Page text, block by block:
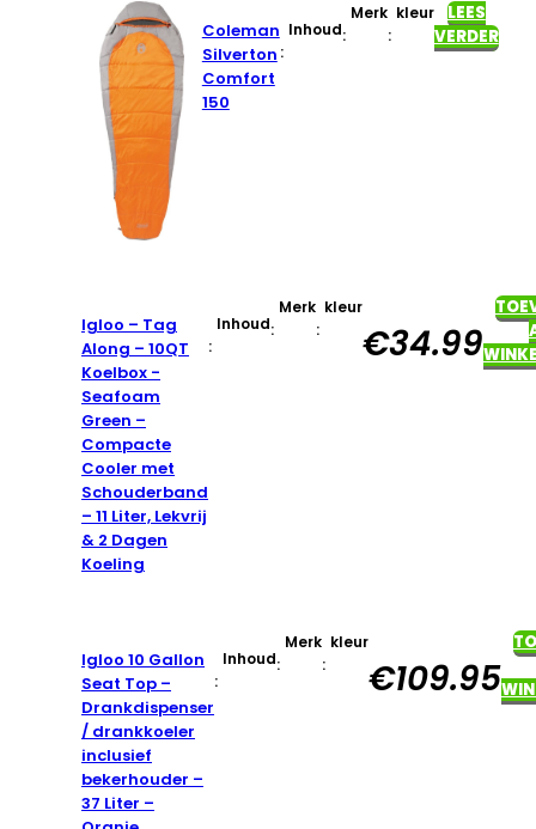
Coleman
Silverton
Comfort
150
Inhoud
:
Merk
:
kleur
:
LEES
VERDER
Igloo – Tag
Along – 10QT
Koelbox -
Seafoam
Green –
Compacte
Cooler met
Schouderband
– 11 Liter, Lekvrij
& 2 Dagen
Koeling
Inhoud
:
Merk
:
kleur
:
€34.99
Igloo 10 Gallon
Seat Top –
Drankdispenser
/ drankkoeler
inclusief
bekerhouder –
37 Liter –
Inhoud
:
Merk
:
kleur
:
€109.95